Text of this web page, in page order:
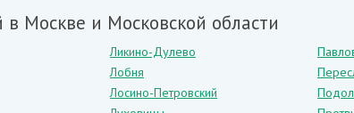
обширной части населения в силу своей практичности и
Москве и Московской области
Ликино-Дулево
Лобня
Лосино-Петровский